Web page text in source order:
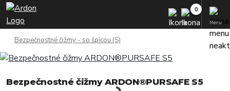
Menu
Bezpečnostné čižmy - so špicou (S)
Bezpečnostné čižmy ARDON®PURSAFE S5